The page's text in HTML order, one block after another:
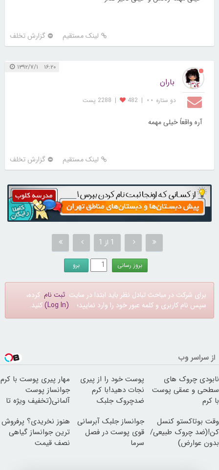
لینک مستقیم گزارش تخلف
۱۶:۲۰ ۱۳۹۲/۷/۱
باران
دو ستاره ⋆⋆ |
482
| 2288 پست
آره واقعاً خیلی مهمه
لینک مستقیم گزارش تخلف
1 از 1
برای شرکت در مباحث تبادل نظر باید ابتدا در سایت ثبت نام کرده،
سپس نام کاربری و کلمه عبور خود را وارد نمایید؛ (Log In) کنید.
از سراسر وب
نابودی چروک های
سطحی و عمقی پوست
با کرم
پوست خود را از پیری
نجات دهید!با کرم
ضدچروک جلبک
مهار پیری پوست با کرم
جوانساز پوست
آلمانی(تخفیف ویژه تا
وقت بوتاکستو کنسل
کن!(ضد چروک طبیعی/
بدون عوارض)
جوانساز جلبک آبرسانی
قوی پوست در فصل
سرما
هنوز نخریدی؟ پرفروش
ترین جوانساز گیاهی
نصف قیمت